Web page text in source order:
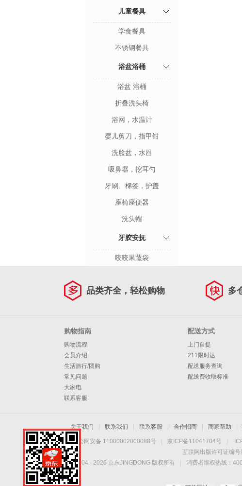
儿童餐具
学食餐具
不锈钢餐具
浴盆浴桶
浴盆 浴桶
折叠洗头椅
浴网，水温计
婴儿剪刀，指甲钳
洗脸盆，水舀
吸鼻器，挖耳勺
牙刷、棉签，护盖
座椅座便器
洗头帽
牙胶安抚
咬咬果蔬袋
品类齐全，轻松购物 多
购物指南
购物流程
会员介绍
生活旅行/团购
常见问题
大家电
联系客服
配送方式
上门自提
211限时达
配送服务查询
配送费收取标准
关于我们 联系我们 联系客服 合作招商 商家帮助
京公网安备 11000002000088号 京ICP备11041704号
互联网出版许可证编
Copyright © 2004 - 2026 京东JINGDONG 版权所有 消费者维权热线：
手机扫一扫，劲爆优